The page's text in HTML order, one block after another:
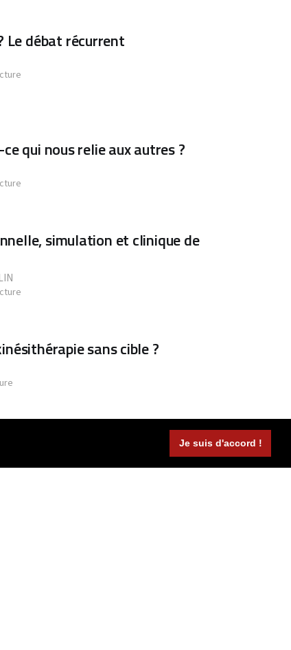
Je suis d'accord !
débat récurrent
qui nous relie aux autres ?
simulation et clinique de
sans cible ?